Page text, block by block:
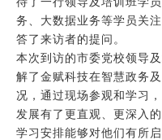
务、大数据业务等学员关
答了来访者的提问。
本次到访的市委党校领导
解了金赋科技在智慧政务
况，通过现场参观和学习
发展有了更直观、更深入
学习安排能够对他们有所